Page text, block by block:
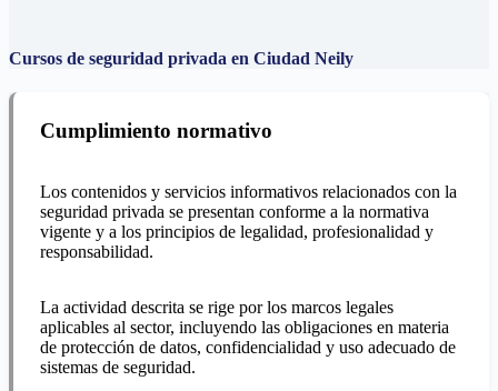
Cursos de seguridad privada en Ciudad Neily
Cumplimiento normativo
Los contenidos y servicios informativos relacionados con la
seguridad privada se presentan conforme a la normativa
vigente y a los principios de legalidad, profesionalidad y
responsabilidad.
La actividad descrita se rige por los marcos legales
aplicables al sector, incluyendo las obligaciones en materia
de protección de datos, confidencialidad y uso adecuado de
sistemas de seguridad.